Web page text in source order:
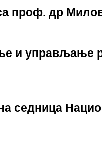
проф. др
и управљање
седница